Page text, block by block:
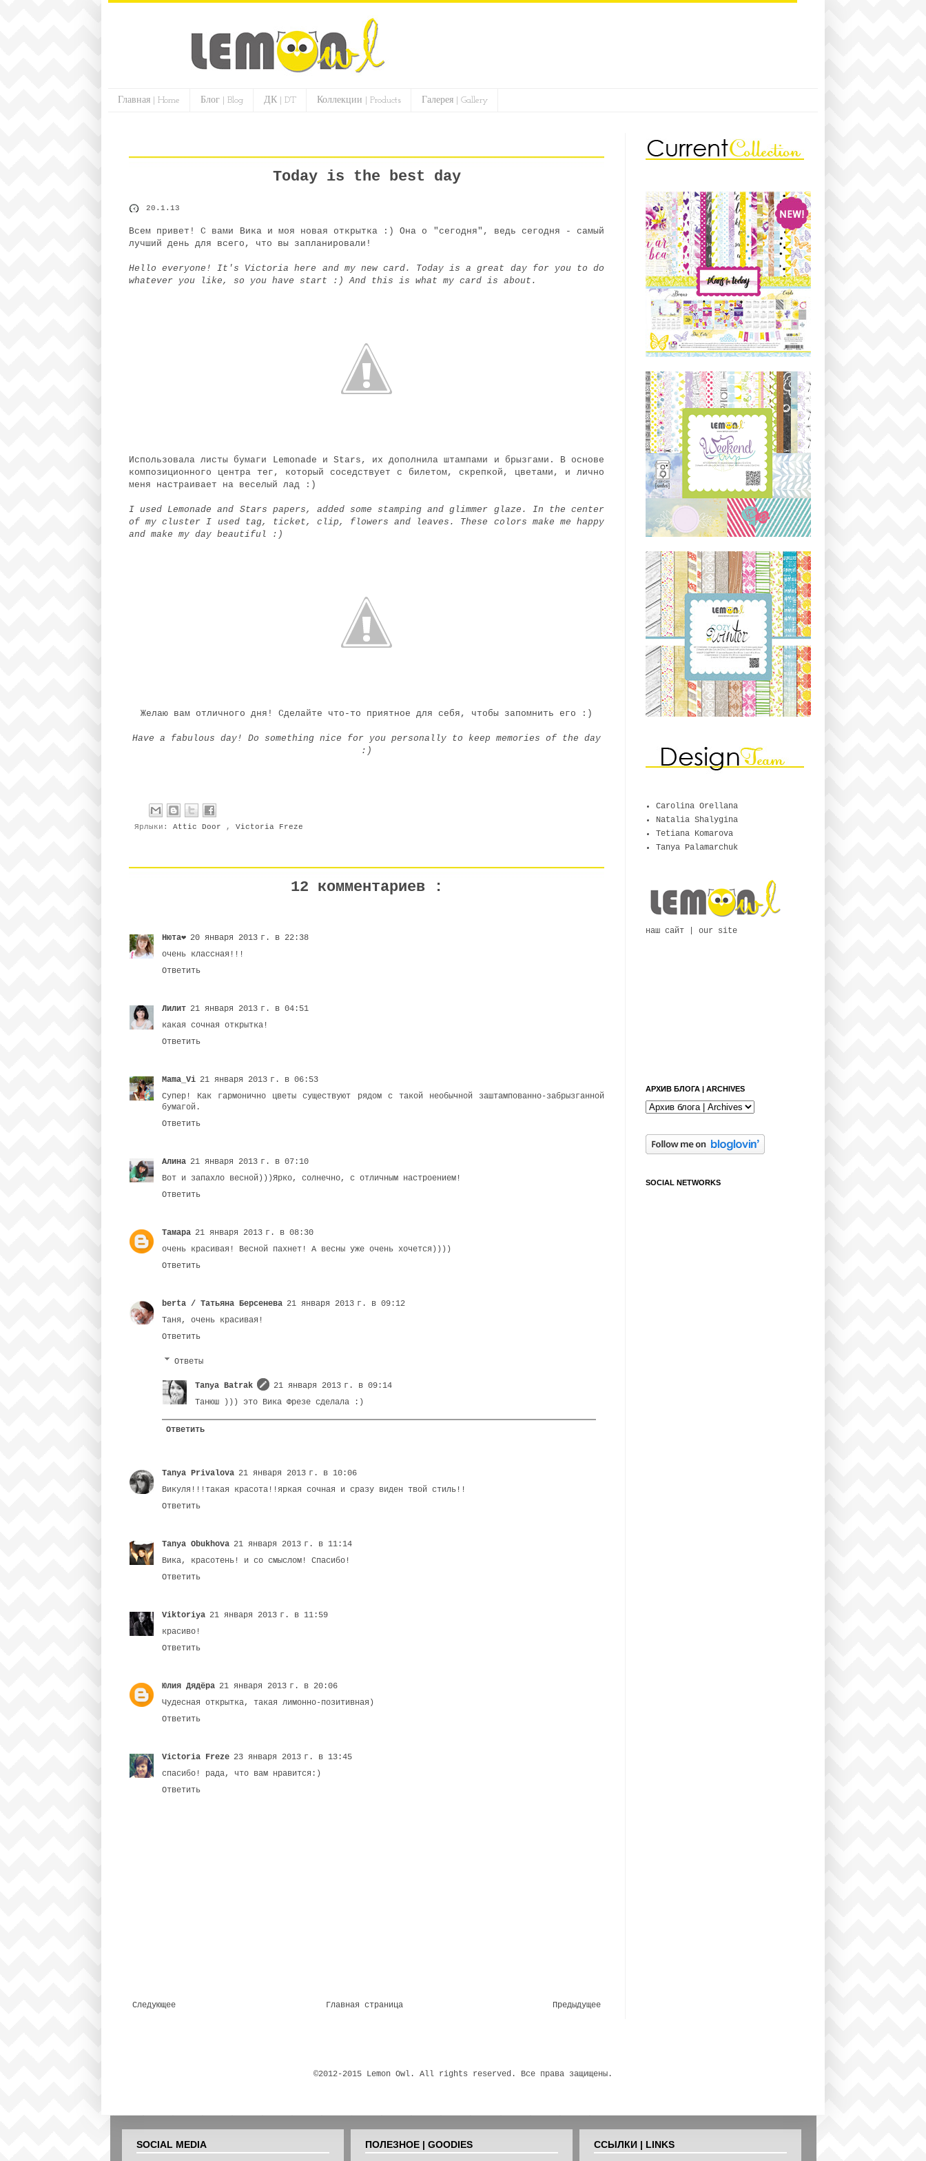
Главная | Home Блог | Blog ДК | DT Коллекции | Products Галерея | Gallery
Today is the best day
20.1.13
Всем привет! С вами Вика и моя новая открытка :) Она о "сегодня", ведь сегодня - самый
лучший день для всего, что вы запланировали!
Hello everyone!
It's Victoria here and my new card. Today is a great day for you to do
whatever you like, so you have start :) And this is what my card is about.
Использовала листы бумаги Lemonade и Stars , их дополнила штампами и брызгами. В основе
композиционного центра тег , который соседствует с билетом, скрепкой, цветами, и лично
меня настраивает на веселый лад :)
I used Lemonade and Stars papers, added some stamping and glimmer glaze. In the center
of my cluster I used tag, ticket, clip, flowers and leaves. These colors make me happy
and make my day beautiful :)
Желаю вам отличного дня! Сделайте что-то приятное для себя, чтобы запомнить его :)
Have a fabulous day! Do something nice for you personally to keep memories of the day
:)
Ярлыки: Attic Door , Victoria Freze
12 комментариев :
Нюта❤ 20 января 2013 г. в 22:38
очень классная!!!
Ответить
Лилит 21 января 2013 г. в 04:51
какая сочная открытка!
Ответить
Mama_Vi 21 января 2013 г. в 06:53
Супер! Как гармонично цветы существуют рядом с такой необычной заштампованно-забрызганной
бумагой.
Ответить
Алина 21 января 2013 г. в 07:10
Вот и запахло весной)))Ярко, солнечно, с отличным настроением!
Ответить
Тамара 21 января 2013 г. в 08:30
очень красивая! Весной пахнет! А весны уже очень хочется))))
Ответить
berta / Татьяна Берсенева 21 января 2013 г. в 09:12
Таня, очень красивая!
Ответить
Ответы
Tanya Batrak
21 января 2013 г. в 09:14
Танюш ))) это Вика Фрезе сделала :)
Ответить
Tanya Privalova 21 января 2013 г. в 10:06
Викуля!!!такая красота!!яркая сочная и сразу виден твой стиль!!
Ответить
Tanya Obukhova 21 января 2013 г. в 11:14
Вика, красотень! и со смыслом! Спасибо!
Ответить
Viktoriya 21 января 2013 г. в 11:59
красиво!
Ответить
Юлия Дядёра 21 января 2013 г. в 20:06
Чудесная открытка, такая лимонно-позитивная)
Ответить
Victoria Freze 23 января 2013 г. в 13:45
спасибо! рада, что вам нравится:)
Ответить
Следующее Предыдущее
Главная страница
Carolina Orellana
Natalia Shalygina
Tetiana Komarova
Tanya Palamarchuk
наш сайт | our site
АРХИВ БЛОГА | ARCHIVES
SOCIAL NETWORKS
©2012-2015 Lemon Owl. All rights reserved. Все права защищены.
SOCIAL MEDIA ПОЛЕЗНОЕ | GOODIES ССЫЛКИ | LINKS